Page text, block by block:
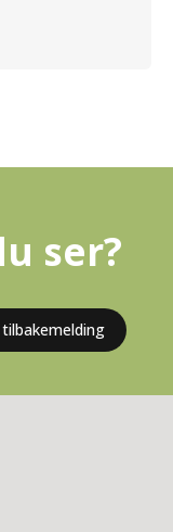
ser?
tilbakemelding